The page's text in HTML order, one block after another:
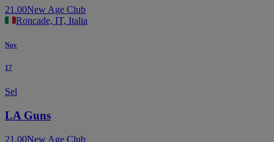
21.00New Age Club
Roncade, IT, Italia
Nov
17
Sel
LA Guns
21.00New Age Club